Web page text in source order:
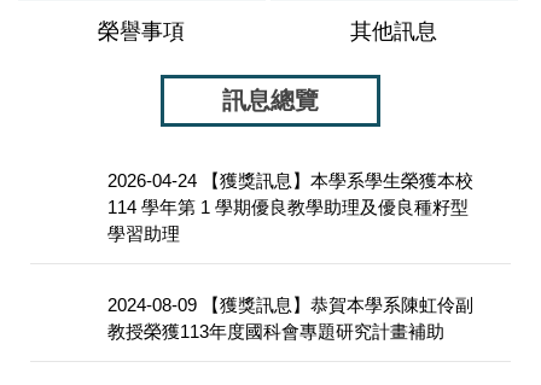
榮譽事項 其他訊息
訊息總覽
2026-04-24
【獲獎訊息】本學系學生榮獲本校
114 學年第 1 學期優良教學助理及優良種籽型
學習助理
2024-08-09
【獲獎訊息】恭賀本學系陳虹伶副
教授榮獲113年度國科會專題研究計畫補助